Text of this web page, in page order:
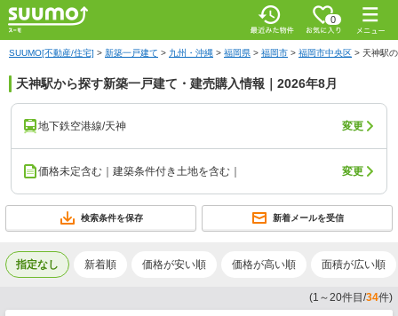
0
SUUMO[不動産/住宅] > 新築一戸建て > 九州・沖縄 > 福岡県 > 福岡市 > 福岡市中央区 > 天神駅
天神駅から探す新築一戸建て・建売購入情報｜2026年8月
地下鉄空港線/天神 変更
価格未定含む｜建築条件付き土地を含む｜ 変更
検索条件を保存 新着メールを受信
指定なし 新着順 価格が安い順 価格が高い順 面積が広い順
(1 ～20件目/34件)